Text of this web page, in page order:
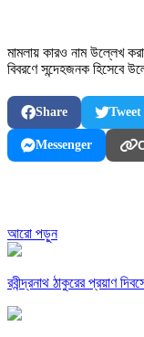
মামলায় কারও নাম উল্লেখ
বিবরণে সন্দেহজনক হিসেবে
Share Tweet
Messenger
আরো পড়ুন
রবীন্দ্রনাথ ঠাকুরের প্রয়াণ